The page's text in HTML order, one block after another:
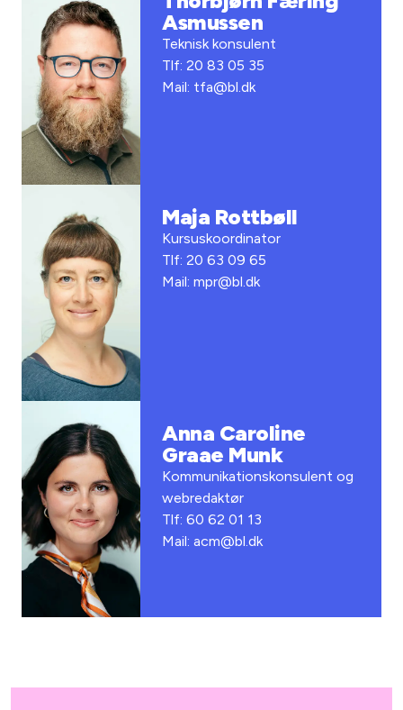
Asmussen
Teknisk konsulent
Tlf: 20 83 05 35
Mail: tfa@bl.dk
Maja Rottbøll
Kursuskoordinator
Tlf: 20 63 09 65
Mail: mpr@bl.dk
Anna Caroline
Graae Munk
Kommunikationskonsulent og
webredaktør
Tlf: 60 62 01 13
Mail: acm@bl.dk